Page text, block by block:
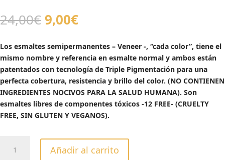
24,00€El
precio
original
era:
24,00€.
9,00€El
actual
es:
9,00€.
Los esmaltes semipermanentes – Veneer -, “cada color”, tiene el
mismo nombre y referencia en esmalte normal y ambos están
patentados con tecnología de Triple Pigmentación para una
perfecta cobertura, resistencia y brillo del color. (NO CONTIENEN
INGREDIENTES NOCIVOS PARA LA SALUD HUMANA). Son
esmaltes libres de componentes tóxicos -12 FREE- (CRUELTY
FREE, SIN GLUTEN Y VEGANOS).
SEMIPERMANENTEAñadir al carrito